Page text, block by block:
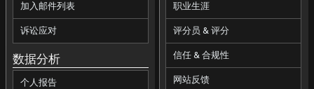
加入邮件列表
诉讼应对
数据分析
个人报告
职业生涯
评分员 & 评分
信任 & 合规性
网站反馈